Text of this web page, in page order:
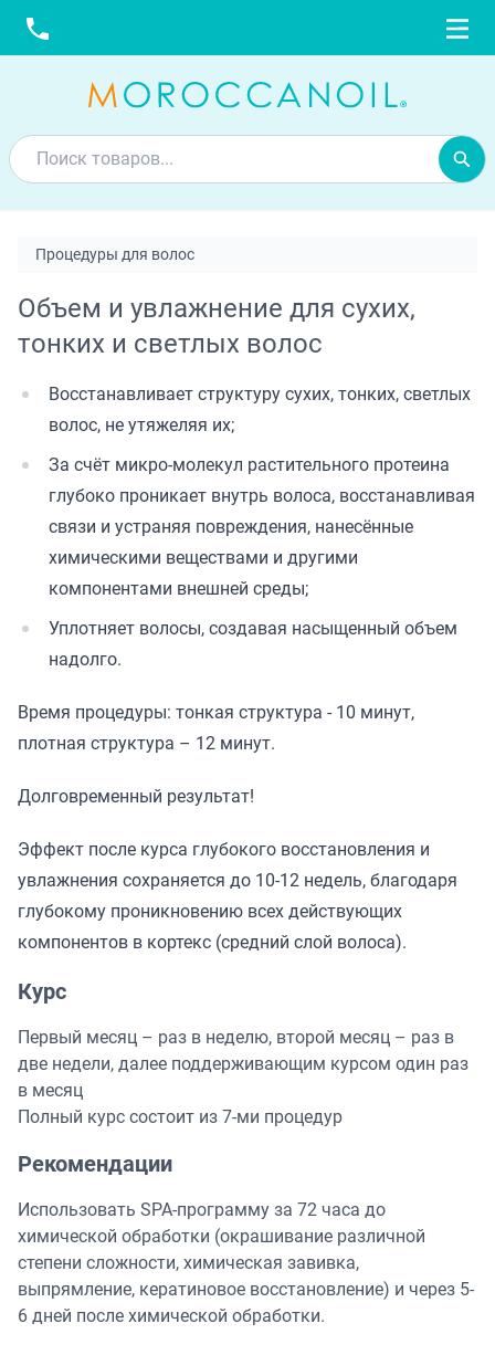
Процедуры для волос
Объем и увлажнение для сухих,
тонких и светлых волос
Восстанавливает структуру сухих, тонких, светлых
волос, не утяжеляя их;
За счёт микро-молекул растительного протеина
глубоко проникает внутрь волоса, восстанавливая
связи и устраняя повреждения, нанесённые
химическими веществами и другими
компонентами внешней среды;
Уплотняет волосы, создавая насыщенный объем
надолго.
Время процедуры: тонкая структура - 10 минут,
плотная структура – 12 минут.
Долговременный результат!
Эффект после курса глубокого восстановления и
увлажнения сохраняется до 10-12 недель, благодаря
глубокому проникновению всех действующих
компонентов в кортекс (средний слой волоса).
Курс
Первый месяц – раз в неделю, второй месяц – раз в
две недели, далее поддерживающим курсом один раз
в месяц
Полный курс состоит из 7-ми процедур
Рекомендации
Использовать SPA-программу за 72 часа до
химической обработки (окрашивание различной
степени сложности, химическая завивка,
выпрямление, кератиновое восстановление) и через 5-
6 дней после химической обработки.